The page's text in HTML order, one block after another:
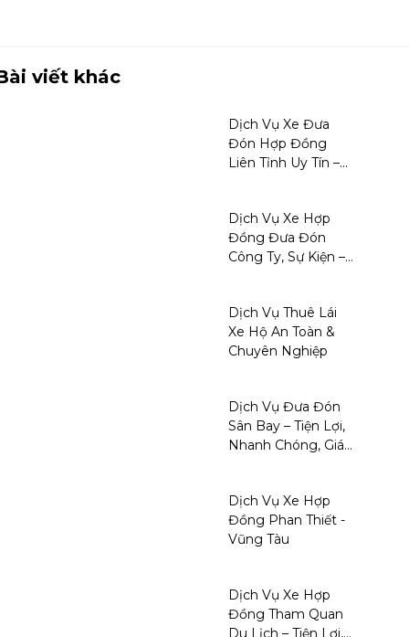
viết khác
Dịch Vụ Xe Đưa
Đón Hợp Đồng
Liên Tỉnh Uy Tín –
Phong Travel
Dịch Vụ Xe Hợp
Đồng Đưa Đón
Công Ty, Sự Kiện –
Dịch Vụ Thuê Lái
Xe Hộ An Toàn &
Chuyên Nghiệp
Dịch Vụ Đưa Đón
Sân Bay – Tiện Lợi,
Nhanh Chóng, Giá
Dịch Vụ Xe Hợp
Đồng Phan Thiết -
Vũng Tàu
Dịch Vụ Xe Hợp
Đồng Tham Quan
Du Lịch – Tiện Lợi,